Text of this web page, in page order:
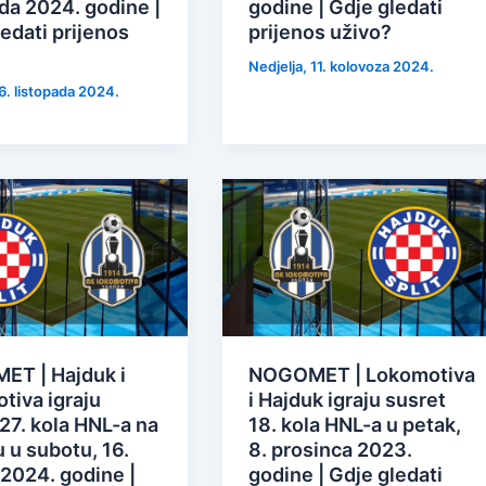
2024. godine |
prijenos
listopada 2024.
godine | Gdje gledati
prijenos uživo?
Nedjelja, 11. kolovoza 2024.
| Hajduk i
igraju
kola HNL-a na
u subotu, 16.
godine |
NOGOMET | Lokomotiva
i Hajduk igraju susret
18. kola HNL-a u petak,
8. prosinca 2023.
godine | Gdje gledati